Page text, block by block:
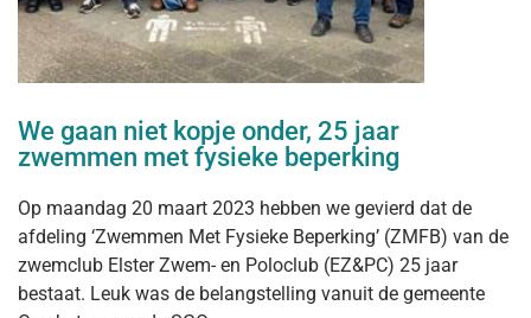
We gaan niet kopje onder, 25 jaar
zwemmen met fysieke beperking
Op maandag 20 maart 2023 hebben we gevierd dat de
afdeling ‘Zwemmen Met Fysieke Beperking’ (ZMFB) van de
zwemclub Elster Zwem- en Poloclub (EZ&PC) 25 jaar
bestaat. Leuk was de belangstelling vanuit de gemeente